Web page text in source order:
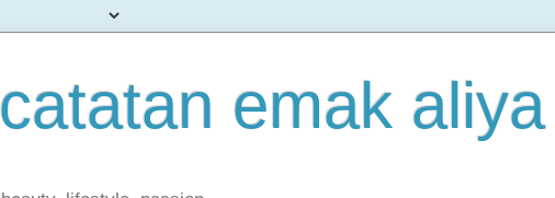
catatan emak aliya